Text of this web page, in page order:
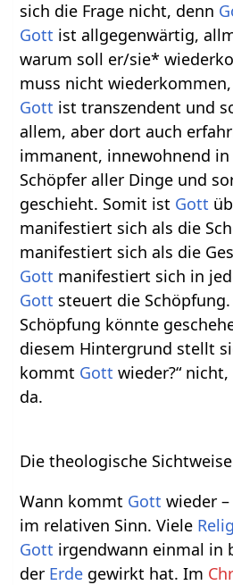
sich die Frage nicht, denn
Gott ist allgegenwärtig,
warum soll er/sie*
muss nicht wiederkommen,
Gott ist transzendent und
allem, aber dort auch
immanent, innewohnend in
Schöpfer aller Dinge und
geschieht. Somit ist Gott
manifestiert sich als die
manifestiert sich als die
Gott manifestiert sich in
Gott steuert die
Schöpfung könnte
diesem Hintergrund stellt
kommt Gott wieder?“
da.
Die theologische Sichtweise
Wann kommt Gott wieder
im relativen Sinn. Viele
Gott irgendwann einmal in
der Erde gewirkt hat. Im